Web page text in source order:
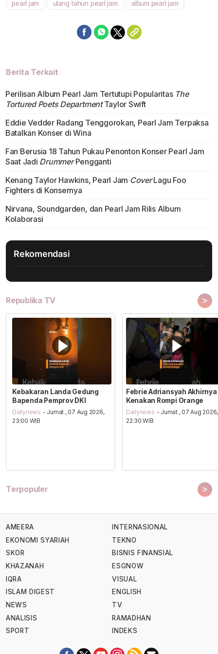
Mute
pearl jam ulang tahun pearl jam album pearl jam
Berita Terkait
Perilisan Album Pearl Jam Tertutupi Popularitas The
Tortured Poets DepartmentTaylor Swift
Eddie Vedder Radang Tenggorokan, Pearl Jam Terpaksa
Batalkan Konser di Wina
Fan Berusia 18 Tahun Pukau Penonton Konser Pearl Jam
Saat Jadi DrummerPengganti
Kenang Taylor Hawkins, Pearl Jam CoverLagu Foo
Fighters di Konsernya
Nirvana, Soundgarden, dan Pearl Jam Rilis Album
Kolaborasi
Rekomendasi
Republika TV >
Kebakaran Landa Gedung
Bapenda Pemprov DKI
Dailynews - Jumat , 07 Aug 2026,
23:00 WIB
Febrie Adriansyah Akhirnya
Kenakan Rompi Orange
Dailynews - Jumat , 07 Aug 2026,
22:30 WIB
Terpopuler >
AMEERA
EKONOMI SYARIAH
SKOR
KHAZANAH
IQRA
ISLAM DIGEST
NEWS
ANALISIS
SPORT
INTERNASIONAL
TEKNO
BISNIS FINANSIAL
ESGNOW
VISUAL
ENGLISH
TV
RAMADHAN
INDEKS